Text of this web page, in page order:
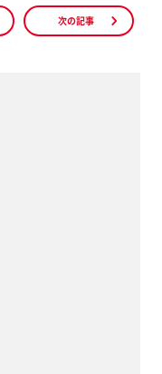
次の記事